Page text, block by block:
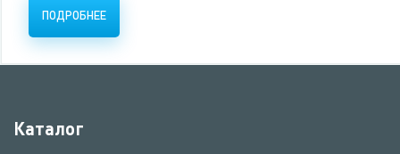
ПОДРОБНЕЕ
Каталог